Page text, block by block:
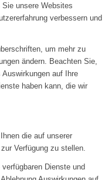
unsere Websites
verbessern und
um mehr zu
ändern. Beachten Sie,
auf Ihre
haben kann, die wir
die auf unserer
Verfügung zu stellen.
Dienste und